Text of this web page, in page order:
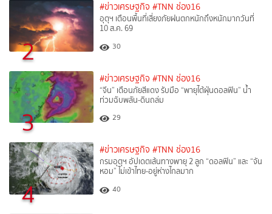
2
#ข่าวเศรษฐกิจ #TNN ช่อง16
อุตุฯ เตือนพื้นที่เสี่ยงภัยฝนตกหนักถึงหนักมากวันที่
10 ส.ค. 69
30
3
#ข่าวเศรษฐกิจ #TNN ช่อง16
“จีน” เตือนภัยสีแดง รับมือ “พายุไต้ฝุ่นดอลฟิน” น้ำ
ท่วมฉับพลัน-ดินถล่ม
29
4
#ข่าวเศรษฐกิจ #TNN ช่อง16
กรมอุตุฯ อัปเดตเส้นทางพายุ 2 ลูก “ดอลฟิน” และ “จัน
หอม” ไม่เข้าไทย-อยู่ห่างไกลมาก
40